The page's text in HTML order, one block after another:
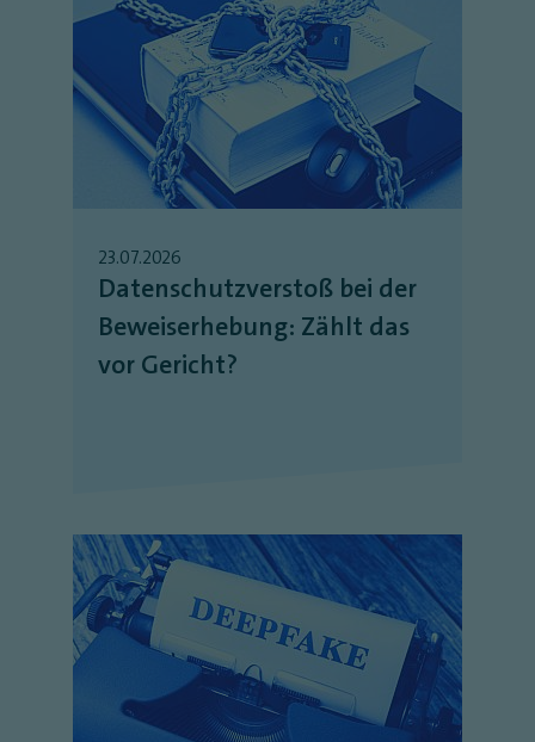
23.07.2026
Datenschutzverstoß bei der
Beweiserhebung: Zählt das
vor Gericht?